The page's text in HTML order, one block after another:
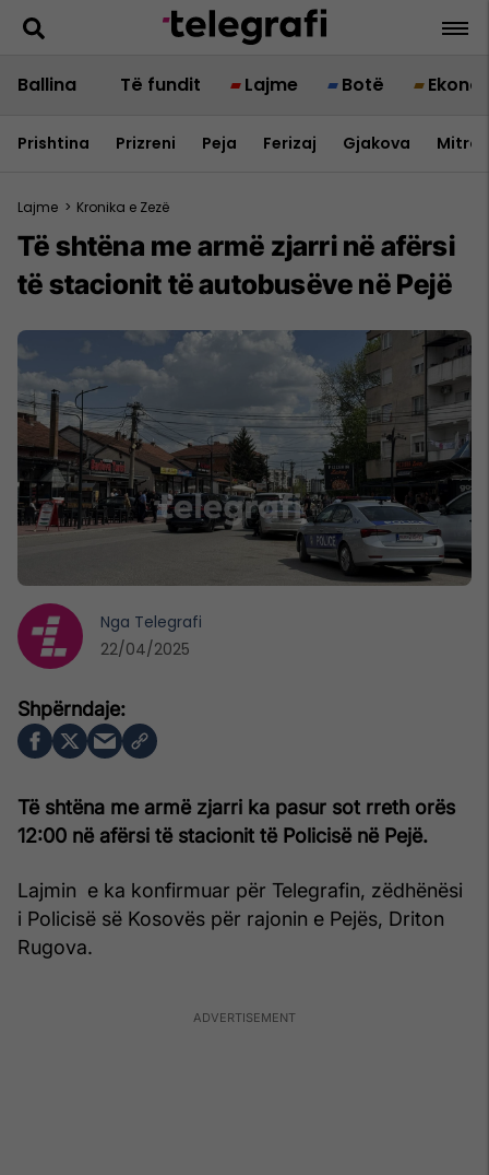
Ballina Të fundit Lajme Botë
Prishtina Prizreni Peja Ferizaj Gjakova
Lajme > Kronika e Zezë
Të shtëna me armë zjarri në afërsi
të stacionit të autobusëve në Pejë
Të shtëna me armë zjarri ka pasur sot rreth orës
12:00 në afërsi të stacionit të Policisë në Pejë.
Lajmin e ka konfirmuar për Telegrafin, zëdhënësi
i Policisë së Kosovës për rajonin e Pejës, Driton
Rugova.
Nga Telegrafi
22/04/2025